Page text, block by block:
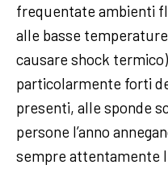
frequentate ambienti
alle basse
causare shock
particolarmente forti
presenti, alle sponde
persone l’anno
sempre attentamente